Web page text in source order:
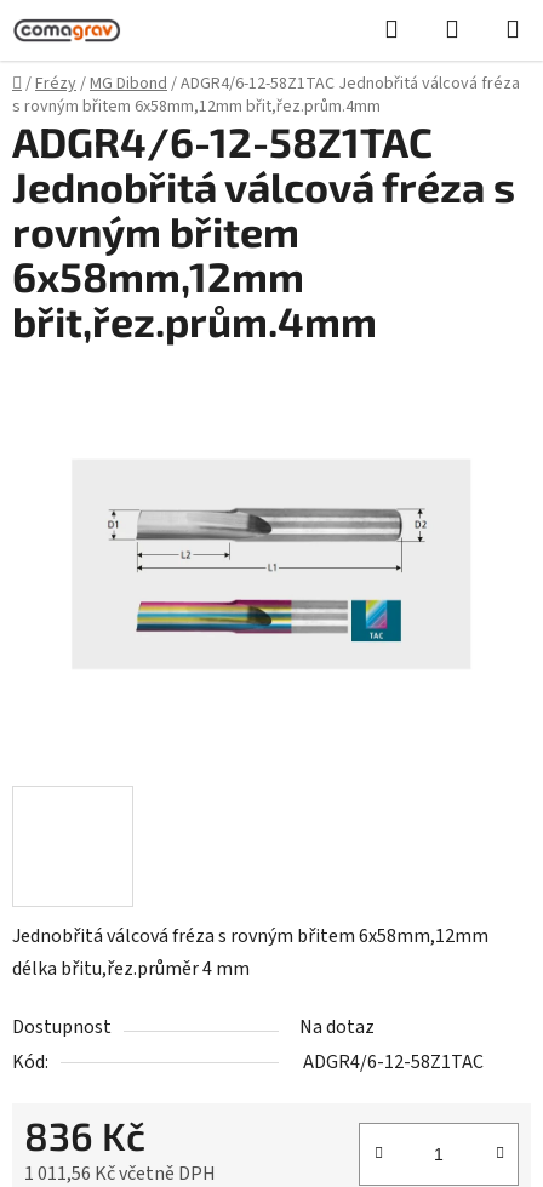
Přejít
na
obsah
Hledat
KOŠÍK
Domů
/Frézy/MG Dibond/ADGR4/6-12-58Z1TAC Jednobřitá válcová fréza
s rovným břitem 6x58mm,12mm břit,řez.prům.4mm
Jednobřitá válcová fréza s rovným břitem 6x58mm,12mm
délka břitu,řez.průměr 4 mm
Dostupnost
Na dotaz
Kód:
ADGR4/6-12-58Z1TAC
836 Kč
1 011,56 Kč včetně DPH
ADGR4/6-12-58Z1TAC
Jednobřitá válcová fréza s
rovným břitem
6x58mm,12mm
břit,řez.prům.4mm